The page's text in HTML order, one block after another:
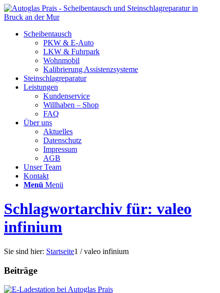
Scheibentausch
PKW & E-Auto
LKW & Fuhrpark
Wohnmobil
Kalibrierung Assistenzsysteme
Steinschlagreparatur
Leistungen
Kundenservice
Willhaben – Shop
FAQ
Über uns
Aktuelles
Datenschutz
Impressum
AGB
Unser Team
Kontakt
Menü Menü
Schlagwortarchiv für: valeo
infinium
Sie sind hier: Startseite1 / valeo infinium
Beiträge